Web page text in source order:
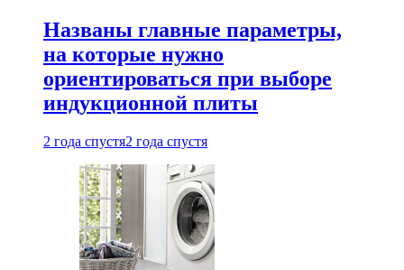
Названы главные параметры,
на которые нужно
ориентироваться при выборе
индукционной плиты
2 года спустя2 года спустя